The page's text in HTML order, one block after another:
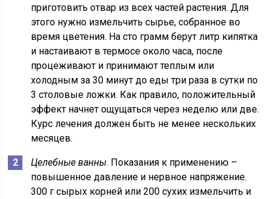
приготовить отвар из всех частей растения. Для
этого нужно измельчить сырье, собранное во
время цветения. На сто грамм берут литр кипятка
и настаивают в термосе около часа, после
процеживают и принимают теплым или
холодным за 30 минут до еды три раза в сутки по
3 столовые ложки. Как правило, положительный
эффект начнет ощущаться через неделю или две.
Курс лечения должен быть не менее нескольких
месяцев.
Целебные ванны. Показания к применению –
повышенное давление и нервное напряжение.
300 г сырых корней или 200 сухих измельчить и